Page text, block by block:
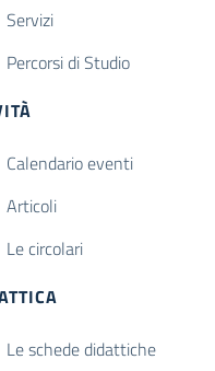
Servizi
Percorsi di Studio
Calendario eventi
Articoli
Le circolari
Le schede didattiche